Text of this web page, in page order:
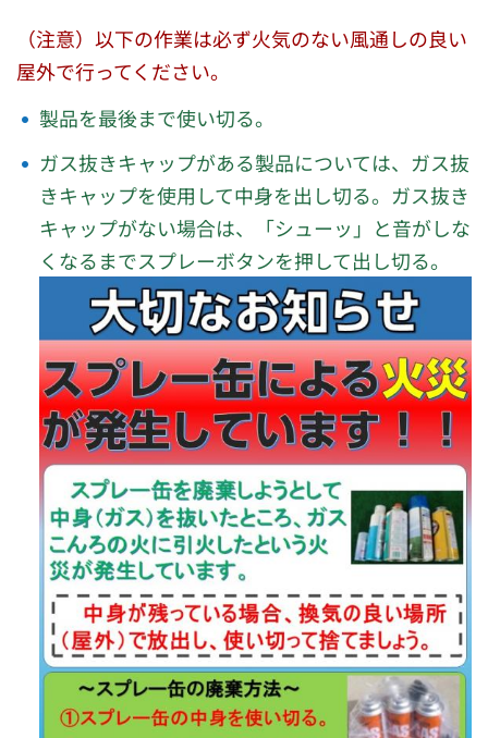
（注意）以下の作業は必ず火気のない風通しの良い
屋外で行ってください。
製品を最後まで使い切る。
ガス抜きキャップがある製品については、ガス抜
きキャップを使用して中身を出し切る。ガス抜き
キャップがない場合は、「シューッ」と音がしな
くなるまでスプレーボタンを押して出し切る。